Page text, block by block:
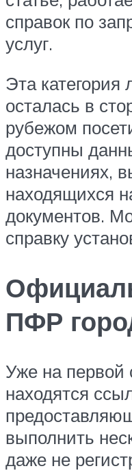
справок по
услуг.
Эта категория
осталась в
рубежом
доступны
назначениях,
находящихся
документов.
справку
ПФР
Уже на первой
находятся
выполнить
даже не